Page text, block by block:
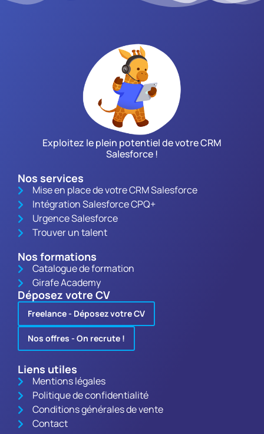
Exploitez le plein potentiel de votre CRM
Salesforce !
Nos services
Mise en place de votre CRM Salesforce
Intégration Salesforce CPQ+
Urgence Salesforce
Trouver un talent
Nos formations
Catalogue de formation
Girafe Academy
Déposez votre CV
Freelance - Déposez votre CV
Nos offres - On recrute !
Liens utiles
Mentions légales
Politique de confidentialité
Conditions générales de vente
Contact